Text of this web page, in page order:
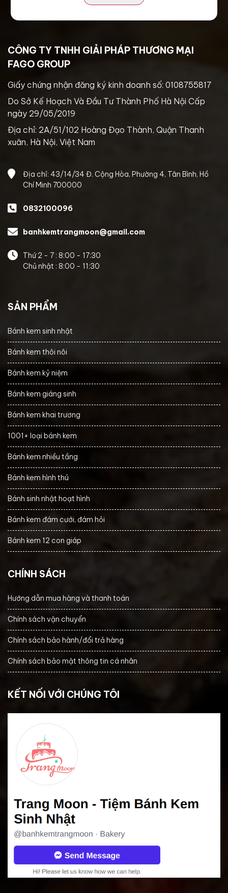
CÔNG TY TNHH GIẢI PHÁP THƯƠNG MẠI
FAGO GROUP
Giấy chứng nhận đăng ký kinh doanh số: 0108755817
Do Sở Kế Hoạch Và Đầu Tư Thành Phố Hà Nội Cấp
ngày 29/05/2019
Địa chỉ: 2A/51/102 Hoàng Đạo Thành, Quận Thanh
xuân, Hà Nội, Việt Nam
Địa chỉ: 43/14/34 Đ. Cộng Hòa, Phường 4, Tân Bình, Hồ
Chí Minh 700000
0832100096
banhkemtrangmoon@gmail.com
Thứ 2 - 7 : 8:00 - 17:30
Chủ nhật : 8:00 - 11:30
SẢN PHẨM
Bánh kem sinh nhật
Bánh kem thôi nôi
Bánh kem kỷ niệm
Bánh kem giáng sinh
Bánh kem khai trương
1001+ loại bánh kem
Bánh kem nhiều tầng
Bánh kem hình thú
Bánh sinh nhật hoạt hình
Bánh kem đám cưới, đám hỏi
Bánh kem 12 con giáp
CHÍNH SÁCH
Hướng dẫn mua hàng và thanh toán
Chính sách vận chuyển
Chính sách bảo hành/đổi trả hàng
Chính sách bảo mật thông tin cá nhân
KẾT NỐI VỚI CHÚNG TÔI